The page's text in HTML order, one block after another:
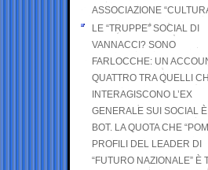
ASSOCIAZIONE
LE “TRUPPE” SOCIAL DI
VANNACCI? SONO
FARLOCCHE: UN
QUATTRO TRA QUELLI
INTERAGISCONO L’EX
GENERALE SUI SOCIAL È
BOT. LA QUOTA CHE
PROFILI DEL LEADER DI
“FUTURO NAZIONALE” È